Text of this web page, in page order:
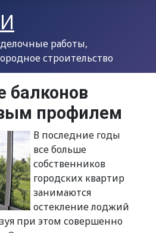
работы,
строительство
балконов
профилем
В последние годы
все больше
собственников
городских квартир
занимаются
остекление лоджий
при этом совершенно